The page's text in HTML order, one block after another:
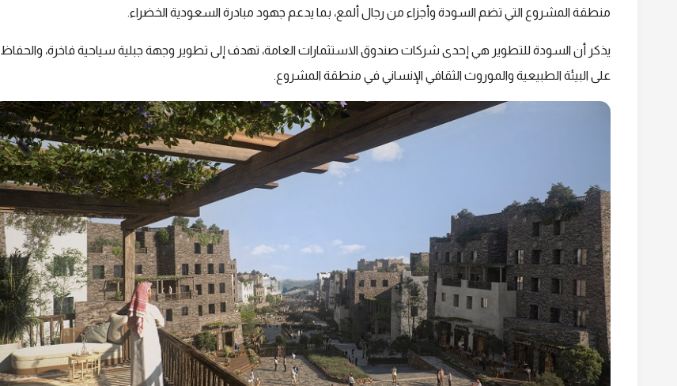
منطقة المشروع التي تضم السودة وأجزاء من رجال ألمع، بما يدعم جهود مبادرة السعودية الخضراء.
يذكر أن السودة للتطوير هي إحدى شركات صندوق الاستثمارات العامة، تهدف إلى تطوير وجهة جبلية سياحية فاخرة، والحفاظ
على البيئة الطبيعية والموروث الثقافي الإنساني في منطقة المشروع.